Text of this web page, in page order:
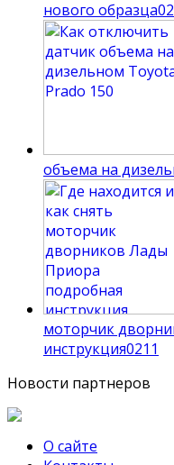
нового образца0
объема на
моторчик
инструкция0211
Новости партнеров
О сайте